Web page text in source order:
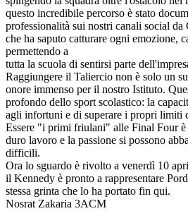
questo incredibile percorso è stato
professionalità sui nostri canali social
che ha saputo catturare ogni emozione,
permettendo a
tutta la scuola di sentirsi parte
Raggiungere il Taliercio non è solo un
onore immenso per il nostro Istituto.
profondo dello sport scolastico: la
agli infortuni e di superare i propri limiti
Essere "i primi friulani" alle Final Four
duro lavoro e la passione si possono
difficili.
Ora lo sguardo è rivolto a venerdì 10
il Kennedy è pronto a rappresentare
stessa grinta che lo ha portato fin qui.
Nosrat Zakaria 3ACM